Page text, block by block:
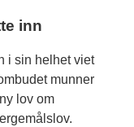
inn
i sin helhet viet
munner
lov om